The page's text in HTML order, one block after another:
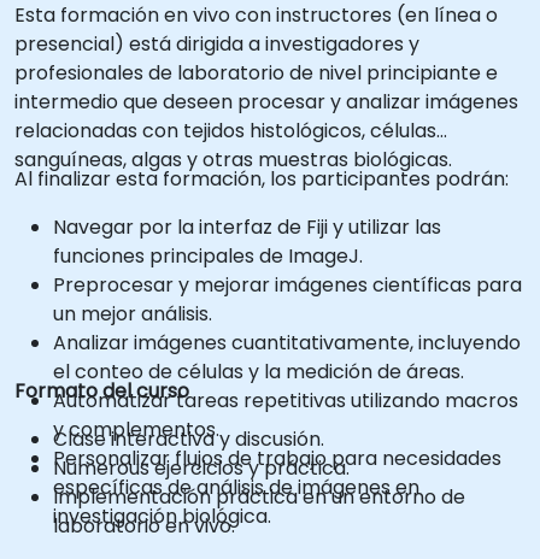
Esta formación en vivo con instructores (en línea o
presencial) está dirigida a investigadores y
profesionales de laboratorio de nivel principiante e
intermedio que deseen procesar y analizar imágenes
relacionadas con tejidos histológicos, células
sanguíneas, algas y otras muestras biológicas.
Al finalizar esta formación, los participantes podrán:
Navegar por la interfaz de Fiji y utilizar las
funciones principales de ImageJ.
Preprocesar y mejorar imágenes científicas para
un mejor análisis.
Analizar imágenes cuantitativamente, incluyendo
el conteo de células y la medición de áreas.
Automatizar tareas repetitivas utilizando macros
y complementos.
Personalizar flujos de trabajo para necesidades
específicas de análisis de imágenes en
investigación biológica.
Formato del curso
Clase interactiva y discusión.
Numerous ejercicios y práctica.
Implementación práctica en un entorno de
laboratorio en vivo.